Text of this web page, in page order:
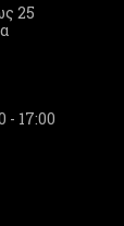
25
- 17:00